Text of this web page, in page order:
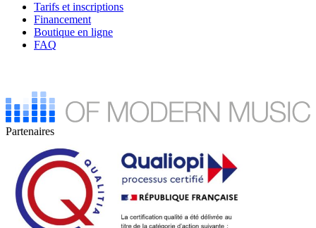
Tarifs et inscriptions
Financement
Boutique en ligne
FAQ
Partenaires